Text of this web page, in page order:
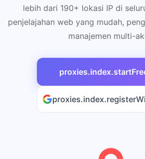
lebih dari 190+ lokasi IP di
penjelajahan web yang mudah,
manajemen multi-